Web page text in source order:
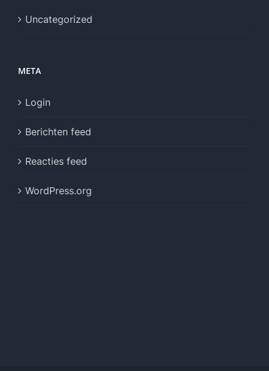
Uncategorized
META
Login
Berichten feed
Reacties feed
WordPress.org